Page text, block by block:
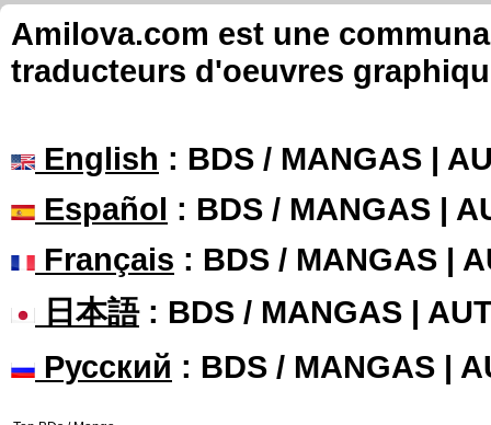
Amilova.com est une
traducteurs d'oeuvres
English : BDS / MANGAS |
Español : BDS / MANGAS |
Français : BDS / MANGAS |
日本語: BDS / MANGAS |
Русский : BDS / MANGAS |